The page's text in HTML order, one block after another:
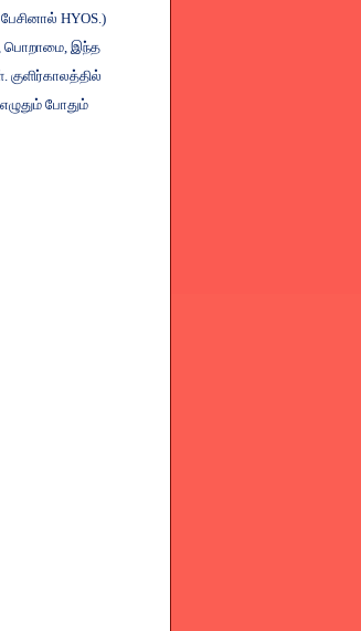
பேசினால் HYOS.)
பொறாமை, இந்த
. குளிர்காலத்தில்
எழுதும் போதும்